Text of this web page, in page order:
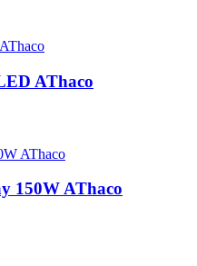
AThaco
150W AThaco